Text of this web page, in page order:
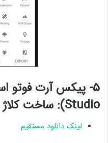
Studio): ساخت کلاژ و ویرایشگر عکس
لینک دانلود مستقیم